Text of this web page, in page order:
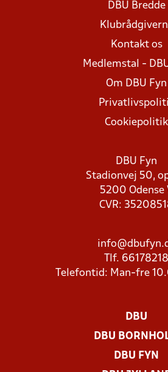
DBU Bredde
Kontakt os
Medlemstal -
Om DBU Fyn
Cookiepolitik
DBU Fyn
Stadionvej 50,
5200 Odense
CVR:
Tlf. 66178218
Telefontid: Man-fre
DBU
DBU
DBU FYN